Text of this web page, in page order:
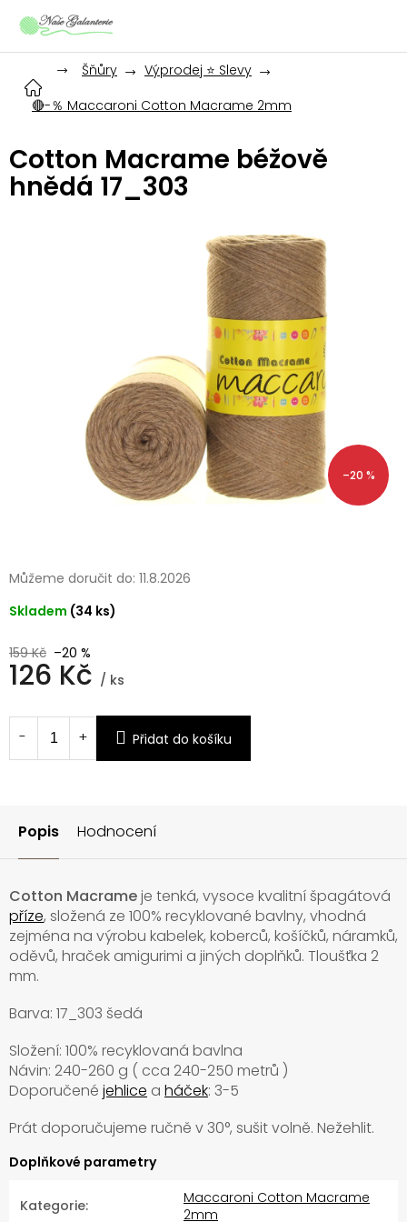
Šňůry
Výprodej ⭐ Slevy
🔴-％ Maccaroni Cotton Macrame 2mm
Cotton Macrame béžově
hnědá 17_303
–20 %
159 Kč –20 %
126 Kč / ks
cena:
Skladem (34 ks)
Můžeme doručit do: 11.8.2026
Přidat do košíku
Popis Hodnocení
Cotton Macrameje tenká, vysoce kvalitní špagátová
příze, složená ze 100% recyklované bavlny, vhodná
zejména na výrobu kabelek, koberců, košíčků, náramků,
oděvů, hraček amigurimi a jiných doplňků. Tloušťka 2
mm.
Barva: 17_303 šedá
Složení: 100% recyklovaná bavlna
Návin: 240-260 g ( cca 240-250 metrů )
Doporučené jehlice a háček: 3-5
Prát doporučujeme ručně v30°, sušit volně. Nežehlit.
Doplňkové parametry
Kategorie:
Maccaroni Cotton Macrame
2mm